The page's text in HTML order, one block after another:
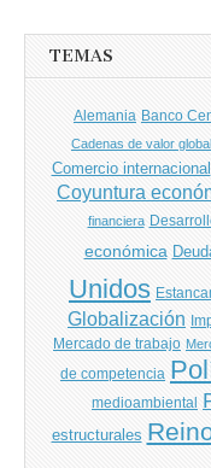
TEMAS
Alemania Banco
Cadenas de valor
Comercio internacional
Coyuntura
financiera
económica
Unidos
Globalización
Mercado de trabajo
de competencia
medioambiental
estructurales